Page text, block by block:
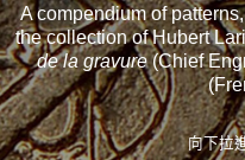
A compendium of
the collection of Hubert
de la gravure(Chief
向下拉